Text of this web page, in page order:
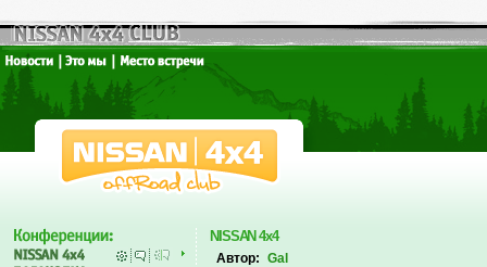
NISSAN 4x4
Автор: Gal